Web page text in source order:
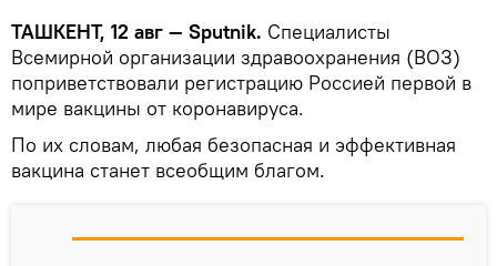
ТАШКЕНТ, 12 авг — Sputnik. Специалисты
Всемирной организации здравоохранения (ВОЗ)
поприветствовали регистрацию Россией первой в
мире вакцины от коронавируса.
По их словам, любая безопасная и эффективная
вакцина станет всеобщим благом.